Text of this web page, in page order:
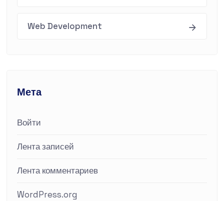
Web Development
Мета
Войти
Лента записей
Лента комментариев
WordPress.org